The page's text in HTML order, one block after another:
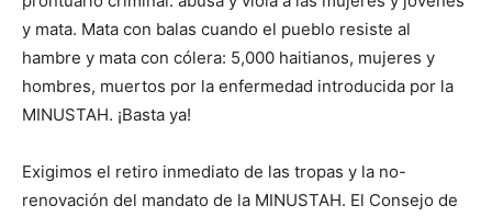
y mata. Mata con balas cuando el pueblo resiste al
hambre y mata con cólera: 5,000 haitianos, mujeres y
hombres, muertos por la enfermedad introducida por la
MINUSTAH. ¡Basta ya!
Exigimos el retiro inmediato de las tropas y la no-
renovación del mandato de la MINUSTAH. El Consejo de